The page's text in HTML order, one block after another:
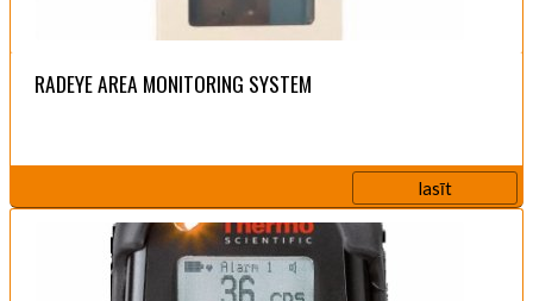
RADEYE AREA MONITORING SYSTEM
lasīt